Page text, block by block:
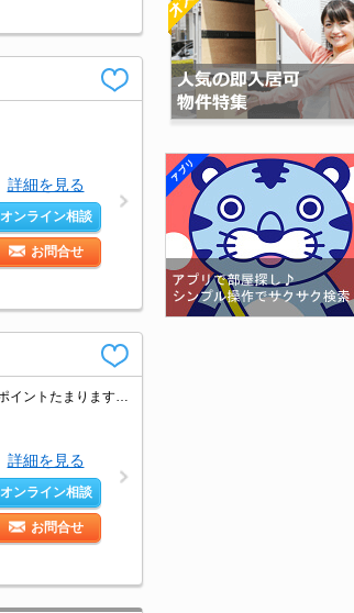
詳細を見る
オンライン相談
お問合せ
詳細を見る
オンライン相談
お問合せ